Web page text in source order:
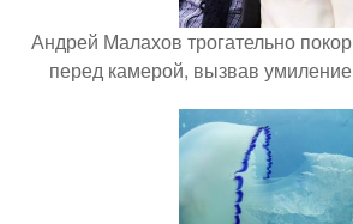
Андрей Малахов трогательно
перед камерой, вызвав